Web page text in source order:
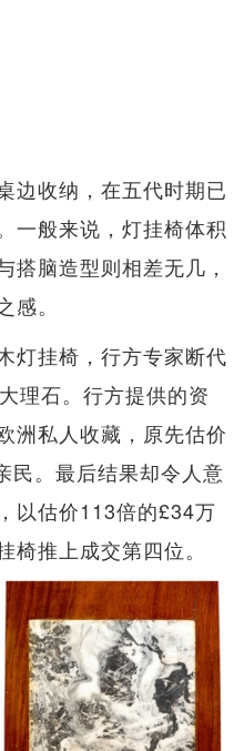
边收纳，在五代时期已
一般来说，灯挂椅体积
搭脑造型则相差无几，
。
灯挂椅，行方专家断代
理石。行方提供的资
洲私人收藏，原先估价
。最后结果却令人意
以估价113倍的£34万
推上成交第四位。